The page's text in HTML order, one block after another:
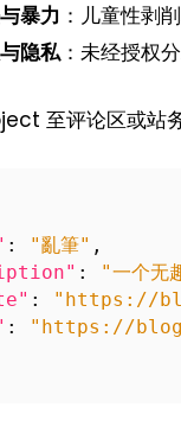
暴力 ：儿童性剥
隐私：未经授权
至评论区或站
: "亂筆" ,
: "一个无
: "https://
:
"https://